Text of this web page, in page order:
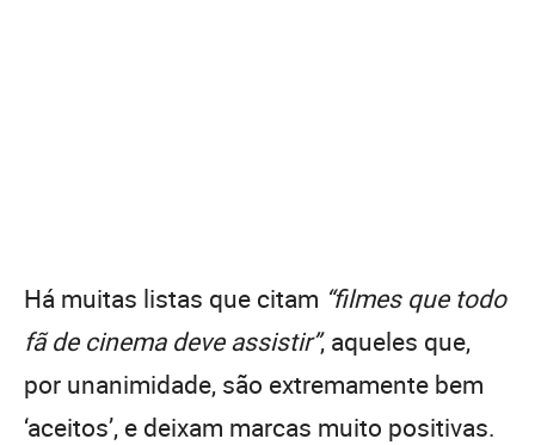
Há muitas listas que citam “filmes que todo
fã de cinema deve assistir”, aqueles que,
por unanimidade, são extremamente bem
‘aceitos’, e deixam marcas muito positivas.